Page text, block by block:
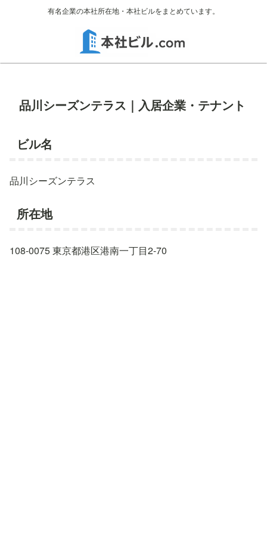
有名企業の本社所在地・本社ビルをまとめています。
品川シーズンテラス｜入居企業・テナント
ビル名
品川シーズンテラス
所在地
108-0075 東京都港区港南一丁目2-70